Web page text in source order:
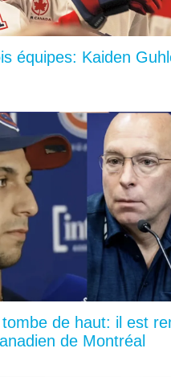
équipes: Kaiden
de haut: il est
de Montréal